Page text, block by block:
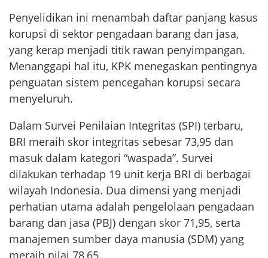
Penyelidikan ini menambah daftar panjang kasus
korupsi di sektor pengadaan barang dan jasa,
yang kerap menjadi titik rawan penyimpangan.
Menanggapi hal itu, KPK menegaskan pentingnya
penguatan sistem pencegahan korupsi secara
menyeluruh.
Dalam Survei Penilaian Integritas (SPI) terbaru,
BRI meraih skor integritas sebesar 73,95 dan
masuk dalam kategori “waspada”. Survei
dilakukan terhadap 19 unit kerja BRI di berbagai
wilayah Indonesia. Dua dimensi yang menjadi
perhatian utama adalah pengelolaan pengadaan
barang dan jasa (PBJ) dengan skor 71,95, serta
manajemen sumber daya manusia (SDM) yang
meraih nilai 78,65.